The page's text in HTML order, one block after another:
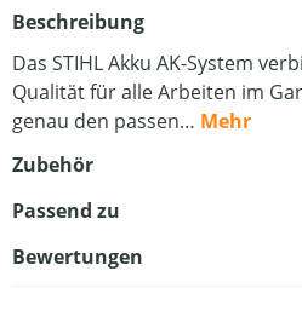
Beschreibung
Das STIHL Akku AK-System
Qualität für alle Arbeiten im
genau den passen… Mehr
Zubehör
Passend zu
Bewertungen